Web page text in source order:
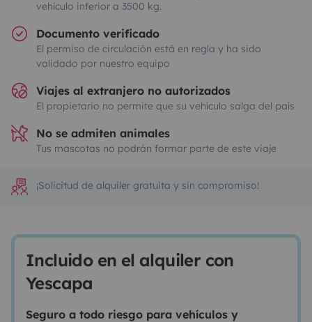
vehículo inferior a 3500 kg.
Documento verificado
El permiso de circulación está en regla y ha sido
validado por nuestro equipo
Viajes al extranjero no autorizados
El propietario no permite que su vehículo salga del país
No se admiten animales
Tus mascotas no podrán formar parte de este viaje
¡Solicitud de alquiler gratuita y sin compromiso!
Incluido en el alquiler con
Yescapa
Seguro a todo riesgo para vehículos y